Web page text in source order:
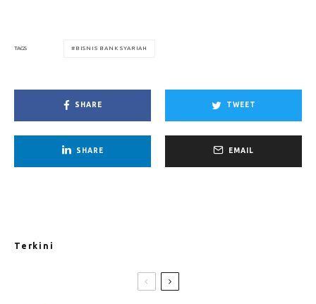
TAGS BISNIS BANK SYARIAH
SHARE TWEET
SHARE EMAIL
Terkini